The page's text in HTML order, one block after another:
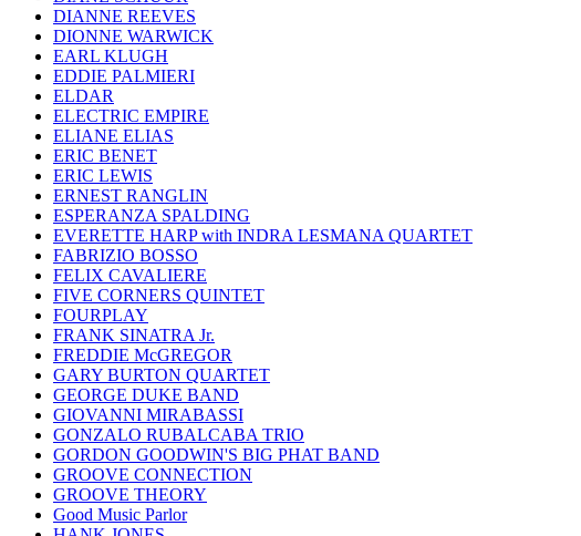
DIANNE REEVES
DIONNE WARWICK
EARL KLUGH
EDDIE PALMIERI
ELDAR
ELECTRIC EMPIRE
ELIANE ELIAS
ERIC BENET
ERIC LEWIS
ERNEST RANGLIN
ESPERANZA SPALDING
EVERETTE HARP with INDRA LESMANA QUARTET
FABRIZIO BOSSO
FELIX CAVALIERE
FIVE CORNERS QUINTET
FOURPLAY
FRANK SINATRA Jr.
FREDDIE McGREGOR
GARY BURTON QUARTET
GEORGE DUKE BAND
GIOVANNI MIRABASSI
GONZALO RUBALCABA TRIO
GORDON GOODWIN'S BIG PHAT BAND
GROOVE CONNECTION
GROOVE THEORY
Good Music Parlor